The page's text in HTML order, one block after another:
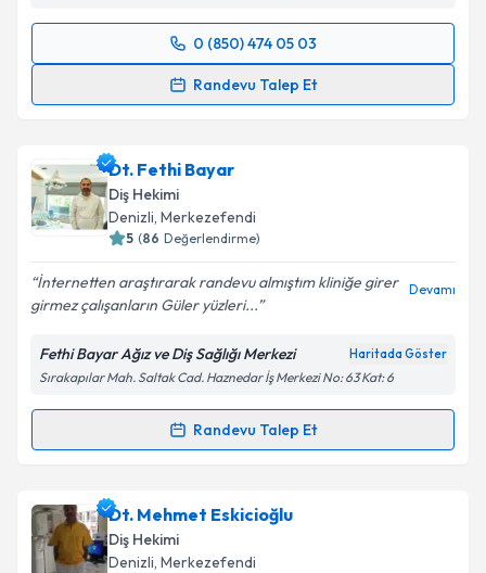
0 (850) 474 05 03
Randevu Talep Et
Randevu Takvimi Talebi
takvim hazırlandığında e-posta ile bilgilendireceğiz.
E-posta Adresiniz
Kişisel verilerimin işlenmesine ilişkin
kapsamda işlenmesini kabul ediyorum.
Takvim Talebini Gönder
Dt. Fethi Bayar
Diş Hekimi
Denizli, Merkezefendi
5 (86 Değerlendirme)
İnternetten araştırarak randevu almıştım kliniğe girer
girmez çalışanların Güler yüzleri...
Devamı
Fethi Bayar Ağız ve Diş Sağlığı Merkezi Haritada Göster
Sırakapılar Mah. Saltak Cad. Haznedar İş Merkezi No: 63 Kat: 6
Randevu Talep Et
Randevu Takvimi Talebi
Dt. Fethi Bayariçin randevu takvimi talebi oluşturun.
Size bu uzmandan randevu almanız için bir takvim
hazırlandığında e-posta ile bilgilendireceğiz.
Dt. Mehmet Eskicioğlu
Diş Hekimi
Denizli, Merkezefendi